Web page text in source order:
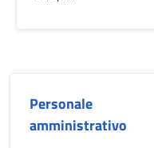
Personale
amministrativo